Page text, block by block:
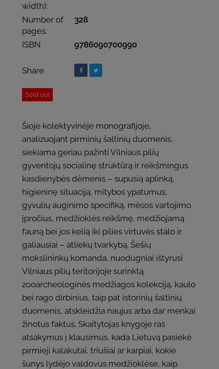
width):
Number of
pages:
328
ISBN 9786090700990
Share
Sold out
Šioje kolektyvinėje monografijoje,
analizuojant pirminių šaltinių duomenis,
siekiama geriau pažinti Vilniaus pilių
gyventojų socialinę struktūrą ir reikšmingus
kasdienybės dėmenis – supusią aplinką,
higieninę situaciją, mitybos ypatumus,
gyvulių auginimo specifiką, mėsos vartojimo
įpročius, medžioklės reikšmę, medžiojamą
fauną bei jos kelią iki pilies virtuvės stalo ir
galiausiai – atliekų tvarkybą. Šešių
mokslininkų komanda, nuodugniai ištyrusi
Vilniaus pilių teritorijoje surinktą
zooarcheologinės medžiagos kolekciją, kaulo
bei rago dirbinius, taip pat istorinių šaltinių
duomenis, atskleidžia naujus arba dar menkai
žinotus faktus. Skaitytojas knygoje ras
atsakymus į klausimus, kada Lietuvą pasiekė
pirmieji kalakutai, triušiai ar karpiai, kokie
šunys lydėjo valdovus medžioklėse, kaip